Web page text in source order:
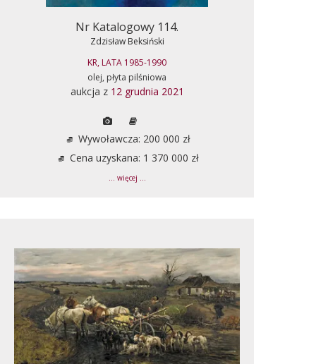
Nr Katalogowy 114.
Zdzisław Beksiński
KR, LATA 1985-1990
olej, płyta pilśniowa
aukcja z 12 grudnia 2021
Wywoławcza: 200 000 zł
Cena uzyskana: 1 370 000 zł
... więcej ...